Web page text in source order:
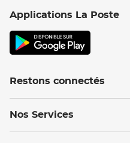
Applications La Poste
Restons connectés
Nos Services